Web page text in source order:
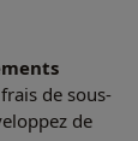
de sous-
de